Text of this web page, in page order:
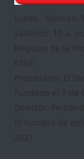
Lunes - Viernes:
Sábados: 10 a.
Registro de la
6168
Propietario: El
Fundado el 7 de
Director:
El numero de
2021